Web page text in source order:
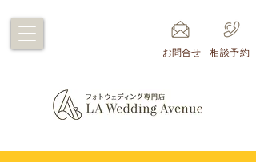
​お問合せ ​相談予約